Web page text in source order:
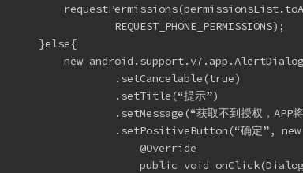
REQUEST_PHONE_PERMISSIONS);
}else{
new
.setCancelable(true)
.setTitle(“提示”)
.setMessage(“获取不到授权，APP将
.setPositiveButton(“确定”,
@Override
public void